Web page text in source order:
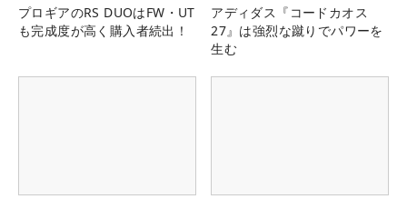
プロギアのRS DUOはFW・UT
も完成度が高く購入者続出！
アディダス『コードカオス
27』は強烈な蹴りでパワーを
生む